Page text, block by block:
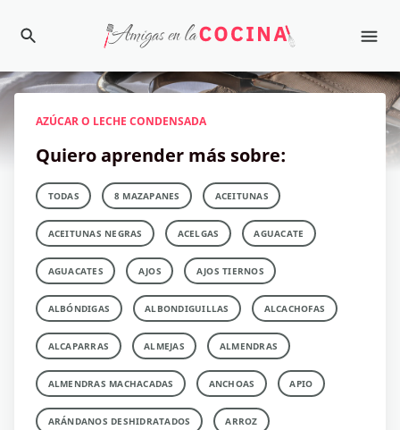
AZÚCAR O LECHE CONDENSADA
Quiero aprender más sobre:
TODAS 8 MAZAPANES ACEITUNAS
ACEITUNAS NEGRAS ACELGAS AGUACATE
AGUACATES AJOS AJOS TIERNOS
ALBÓNDIGAS ALBONDIGUILLAS ALCACHOFAS
ALCAPARRAS ALMEJAS ALMENDRAS
ALMENDRAS MACHACADAS ANCHOAS APIO
ARÁNDANOS DESHIDRATADOS ARROZ